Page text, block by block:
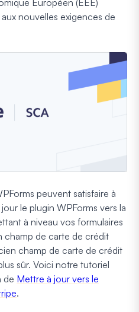
Européen (EEE)
nouvelles exigences de
peuvent satisfaire à
le plugin WPForms vers la
à niveau vos formulaires
champ de carte de crédit
champ de carte de crédit
sûr. Voici notre tutoriel
de Mettre à jour vers le
.